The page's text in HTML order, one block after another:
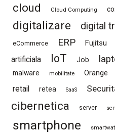
cloud Cloud Computing
digitalizare digital
eCommerce ERP Fujitsu
artificiala
IoT Job
malware mobilitate Orange
retail retea SaaS
cibernetica
server
smartphone